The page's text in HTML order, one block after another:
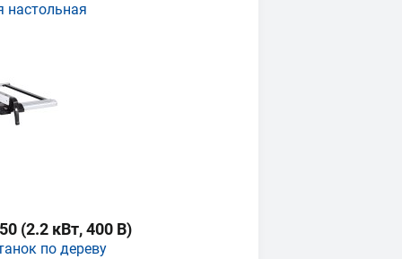
настольная
(2.2 кВт, 400 В)
по дереву